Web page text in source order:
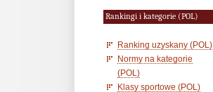
Rankingi i kategorie (POL)
Ranking uzyskany (POL)
Normy na kategorie
(POL)
Klasy sportowe (POL)